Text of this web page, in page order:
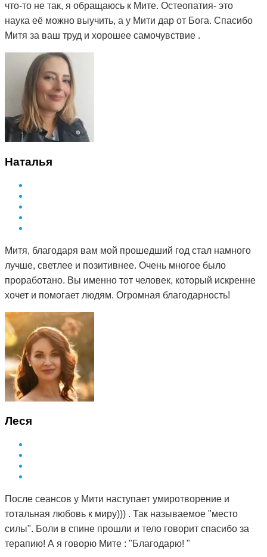
что-то не так, я обращаюсь к Мите. Остеопатия- это
наука её можно выучить, а у Мити дар от Бога. Спасибо
Митя за ваш труд и хорошее самочувствие .
Наталья
Митя, благодаря вам мой прошедший год стал намного
лучше, светлее и позитивнее. Очень многое было
проработано. Вы именно тот человек, который искренне
хочет и помогает людям. Огромная благодарность!
Леся
После сеансов у Мити наступает умиротворение и
тотальная любовь к миру))) . Так называемое "место
силы". Боли в спине прошли и тело говорит спасибо за
терапию! А я говорю Мите : "Благодарю! "